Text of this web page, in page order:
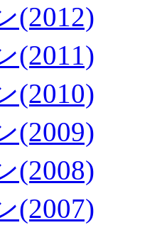
(2012)
(2011)
(2010)
(2009)
(2008)
(2007)